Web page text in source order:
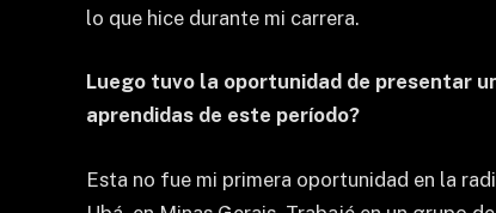
lo que hice durante mi carrera.
Luego tuvo la oportunidad de presentar
aprendidas de este período?
Esta no fue mi primera oportunidad en la